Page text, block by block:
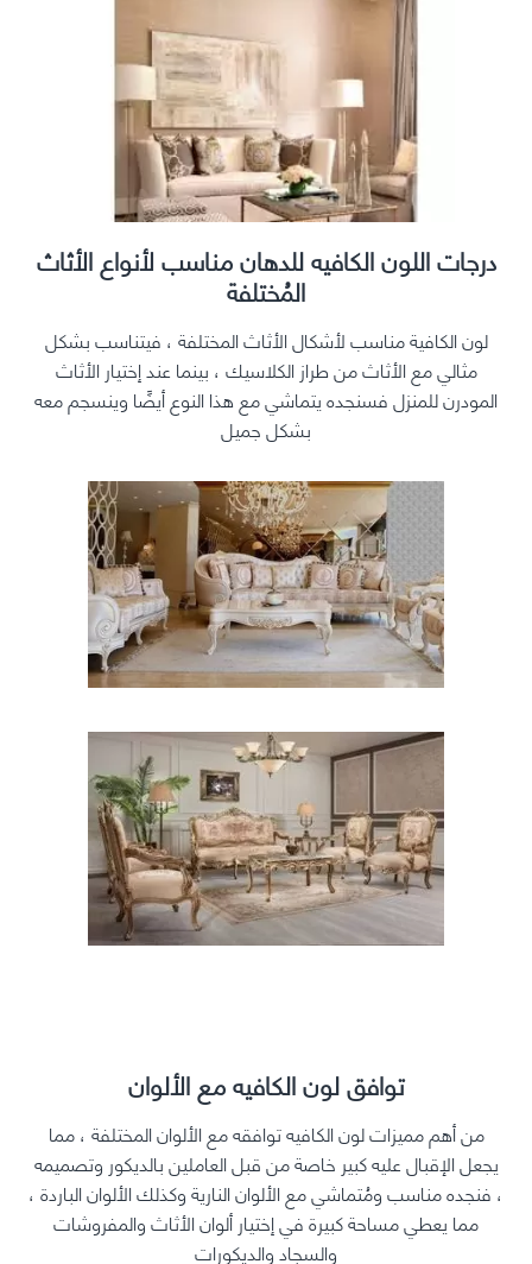
درجات اللون الكافيه للدهان مناسب لأنواع الأثاث
المُختلفة
لون الكافية مناسب لأشكال الأثاث المختلفة ، فيتناسب بشكل
مثالي مع الأثاث من طراز الكلاسيك ، بينما عند إختيار الأثاث
المودرن للمنزل فسنجده يتماشي مع هذا النوع أيضًا وينسجم معه
بشكل جميل
توافق لون الكافيه مع الألوان
من أهم مميزات لون الكافيه توافقه مع الألوان المختلفة ، مما
يجعل الإقبال عليه كبير خاصة من قبل العاملين بالديكور وتصميمه
، فنجده مناسب ومُتماشي مع الألوان النارية وكذلك الألوان الباردة ،
مما يعطي مساحة كبيرة في إختيار ألوان الأثاث والمفروشات
والسجاد والديكورات